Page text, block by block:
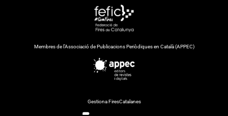
Membres de l’Associació de Publicacions Periòdiques en Català (APPEC)
Gestiona FiresCatalanes